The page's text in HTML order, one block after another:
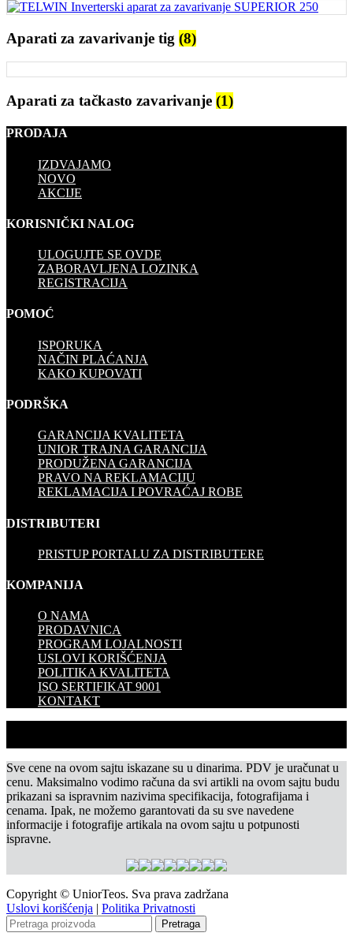
Aparati za zavarivanje tig (8)
Aparati za tačkasto zavarivanje (1)
PRODAJA
IZDVAJAMO
NOVO
AKCIJE
KORISNIČKI NALOG
ULOGUJTE SE OVDE
ZABORAVLJENA LOZINKA
REGISTRACIJA
POMOĆ
ISPORUKA
NAČIN PLAĆANJA
KAKO KUPOVATI
PODRŠKA
GARANCIJA KVALITETA
UNIOR TRAJNA GARANCIJA
PRODUŽENA GARANCIJA
PRAVO NA REKLAMACIJU
REKLAMACIJA I POVRAĆAJ ROBE
DISTRIBUTERI
PRISTUP PORTALU ZA DISTRIBUTERE
KOMPANIJA
O NAMA
PRODAVNICA
PROGRAM LOJALNOSTI
USLOVI KORIŠĆENJA
POLITIKA KVALITETA
ISO SERTIFIKAT 9001
KONTAKT
Sve cene na ovom sajtu iskazane su u dinarima. PDV je uračunat u
cenu. Maksimalno vodimo računa da svi artikli na ovom sajtu budu
prikazani sa ispravnim nazivima specifikacija, fotografijama i
cenama. Ipak, ne možemo garantovati da su sve navedene
informacije i fotografije artikala na ovom sajtu u potpunosti
ispravne.
Copyright © UniorTeos. Sva prava zadržana
Uslovi korišćenja | Politika Privatnosti
Pretraga